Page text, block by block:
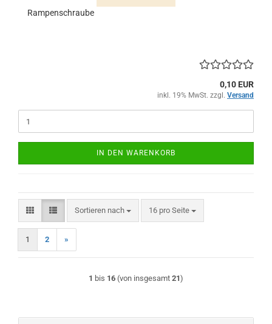
Rampenschraube
0,10 EUR
inkl. 19% MwSt. zzgl. Versand
IN DEN WARENKORB
Sortieren nach
Sortieren nach 16 pro Seite
pro Seite
1 2 »
1 bis 16 (von insgesamt 21)